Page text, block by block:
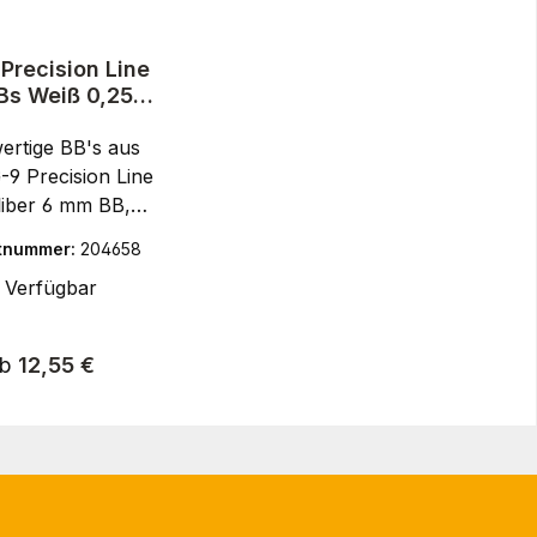
Precision Line
Weiß 0,25 g
BB's aus
9 Precision Line
6 mm BB,
Die Munition
geeignet
Gratfrei und
204658
Verfügbar
Preis:
12,55 €